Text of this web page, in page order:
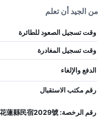
من الجيد أن تعلم
وقت تسجيل الصعود للطائرة
وقت تسجيل المغادرة
الدفع والإلغاء
رقم مكتب الاستقبال
رقم الرخصة: 花蓮縣民宿2029號